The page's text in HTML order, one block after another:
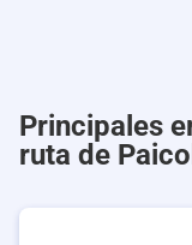
Principales
ruta de